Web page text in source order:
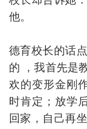
他。
德育校长的话
的 ，我首先是
欢的变形金刚
时肯定；放学
回家，自己再